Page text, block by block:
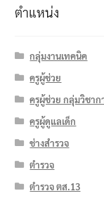
ตำแหน่ง
กลุ่มงานเทคนิค
ครูผู้ช่วย
ครูผู้ช่วย กลุ่มวิชา
ครูผู้ดูแลเด็ก
ช่างสำรวจ
ตำรวจ
ตำรวจ ตส.13